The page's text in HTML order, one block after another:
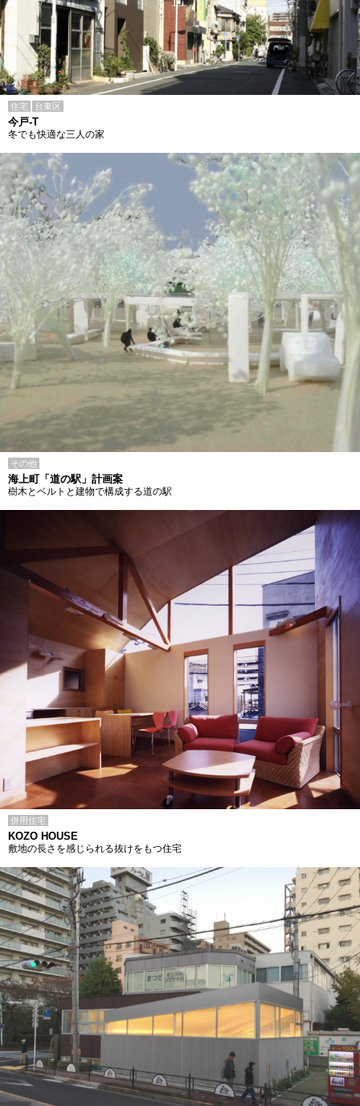
住宅 台東区
今戸-T
冬でも快適な三人の家
その他
海上町「道の駅」計画案
樹木とベルトと建物で構成する道の駅
併用住宅
KOZO HOUSE
敷地の長さを感じられる抜けをもつ住宅